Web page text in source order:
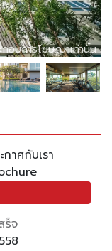
อบการโฆษณาเท่านั้น
อบการโฆษณาเท่านั้น
อบการโฆษณาเท่านั้น
านั้น
กาศกับเรา
ร็จ